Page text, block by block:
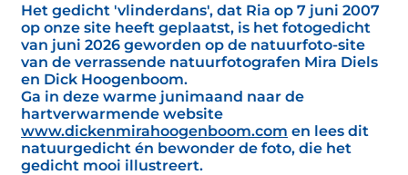
Het gedicht 'vlinderdans', dat Ria op 7 juni 2007
op onze site heeft geplaatst, is het fotogedicht
van juni 2026 geworden op de natuurfoto-site
van de verrassende natuurfotografen Mira Diels
en Dick Hoogenboom.
Ga in deze warme junimaand naar de
hartverwarmende website
www.dickenmirahoogenboom.com en lees dit
natuurgedicht én bewonder de foto, die het
gedicht mooi illustreert.